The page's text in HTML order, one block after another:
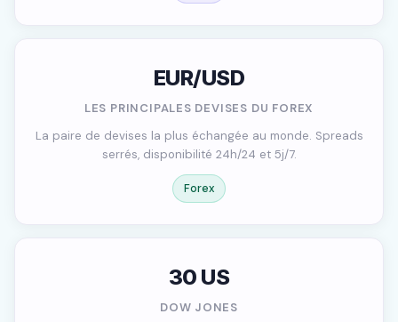
EUR/USD
LES PRINCIPALES DEVISES DU FOREX
La paire de devises la plus échangée au monde. Spreads
serrés, disponibilité 24h/24 et 5j/7.
Forex
30 US
DOW JONES